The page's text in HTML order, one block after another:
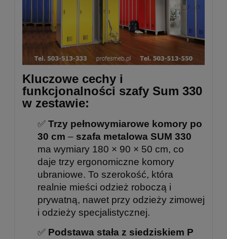
Kluczowe cechy i
funkcjonalności szafy Sum 330
w zestawie:
✅ Trzy pełnowymiarowe komory po
30 cm – szafa metalowa SUM 330
ma wymiary 180 × 90 × 50 cm, co
daje trzy ergonomiczne komory
ubraniowe. To szerokość, która
realnie mieści odzież roboczą i
prywatną, nawet przy odzieży zimowej
i odzieży specjalistycznej.
✅ Podstawa stała z siedziskiem P